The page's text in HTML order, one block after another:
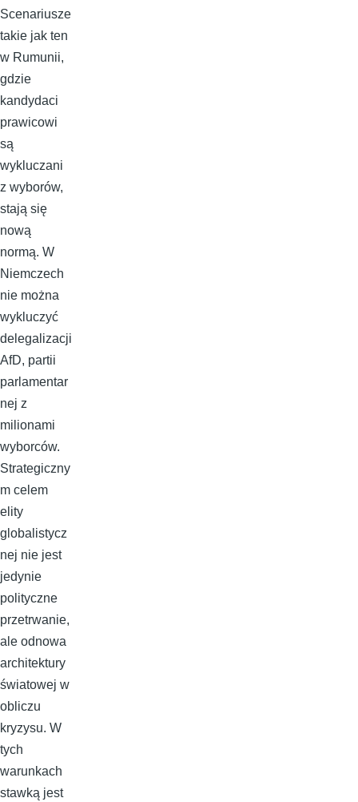
Scenariusze
takie jak ten
w Rumunii,
gdzie
kandydaci
prawicowi
są
wykluczani
z wyborów,
stają się
nową
normą. W
Niemczech
nie można
wykluczyć
delegalizacji
AfD, partii
parlamentar
nej z
milionami
wyborców.
Strategiczny
m celem
elity
globalistycz
nej nie jest
jedynie
polityczne
przetrwanie,
ale odnowa
architektury
światowej w
obliczu
kryzysu. W
tych
warunkach
stawką jest